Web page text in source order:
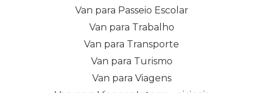
Van para Passeio Escolar
Van para Trabalho
Van para Transporte
Van para Turismo
Van para Viagens